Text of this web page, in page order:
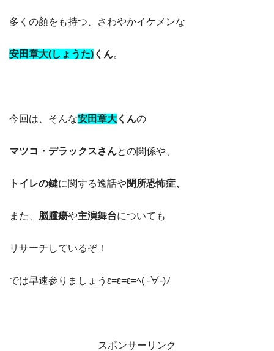
多くの顏をも持つ、さわやかイケメンな
安田章大(しょうた) くん。
今回は、そんな安田章大 くんの
マツコ・デラックスさんとの関係や、
トイレの鍵に関する逸話や閉所恐怖症、
また、 脳腫瘍や主演舞台についても
リサーチしているぞ！
では早速参りましょうε=ε=ε=ﾍ( -∀-)ﾉ
スポンサーリンク